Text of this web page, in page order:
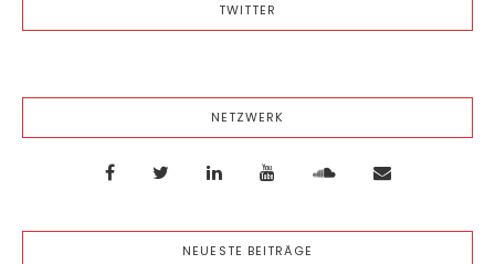
TWITTER
NETZWERK
NEUESTE BEITRÄGE